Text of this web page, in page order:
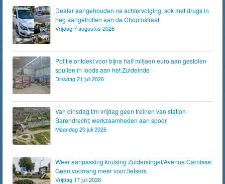
Dealer aangehouden na achtervolging, sok met drugs in
heg aangetroffen aan de Chopinstraat
Vrijdag 7 augustus 2026
Politie ontdekt voor bijna half miljoen euro aan gestolen
spullen in loods aan het Zuideinde
Dinsdag 21 juli 2026
Van dinsdag t/m vrijdag geen treinen van station
Barendrecht; werkzaamheden aan spoor
Maandag 20 juli 2026
Weer aanpassing kruising Zuidersingel/Avenue Carnisse:
Geen voorrang meer voor fietsers
Vrijdag 17 juli 2026